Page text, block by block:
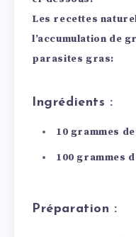
Les recettes
l’accumulation de
parasites gras:
Ingrédients :
10 grammes
100 grammes
Préparation :